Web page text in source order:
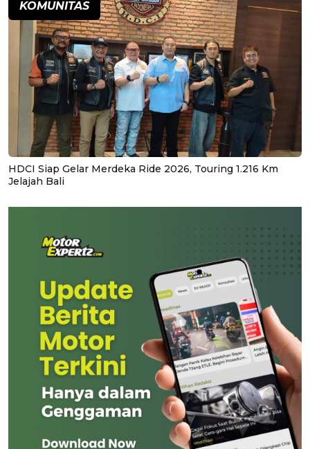
KOMUNITAS
HDCI Siap Gelar Merdeka Ride 2026, Touring 1.216 Km
Jelajah Bali